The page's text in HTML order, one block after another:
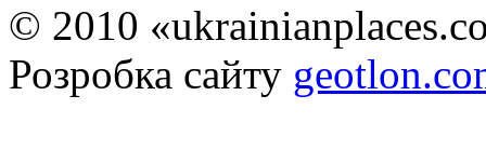
© 2010
Розробка сайту